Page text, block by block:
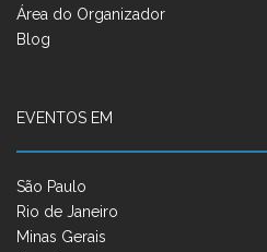
Área do Organizador
Blog
EVENTOS EM
São Paulo
Rio de Janeiro
Minas Gerais